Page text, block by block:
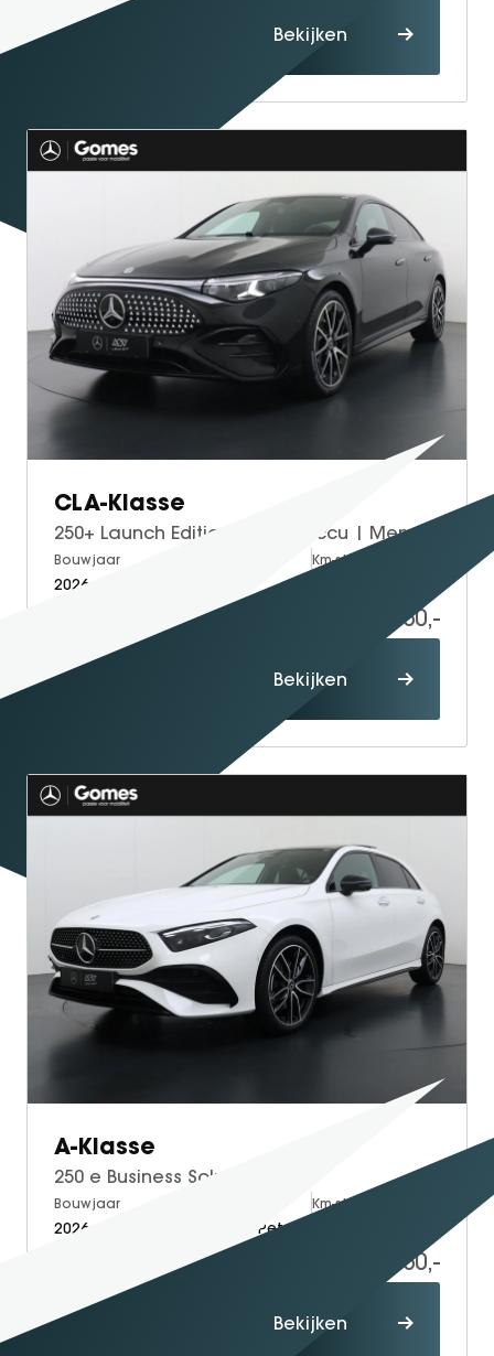
Bekijken
CLA-Klasse
250+ Launch Edition 85 kWh Accu | Memorystoelen | Warmtepomp | Multibeam Led | Stoelverwarming Voorin | Distronic Cruise Control | Achteruitrijcamera | Nightpakket | Dodehoekassistent
Bouwjaar
2026
Km-stand
52.950,-
Bekijken
A-Klasse
250 e Business Solution AMG
Bouwjaar
2026 Electric + Petrol
Km-stand
41.950,-
Bekijken